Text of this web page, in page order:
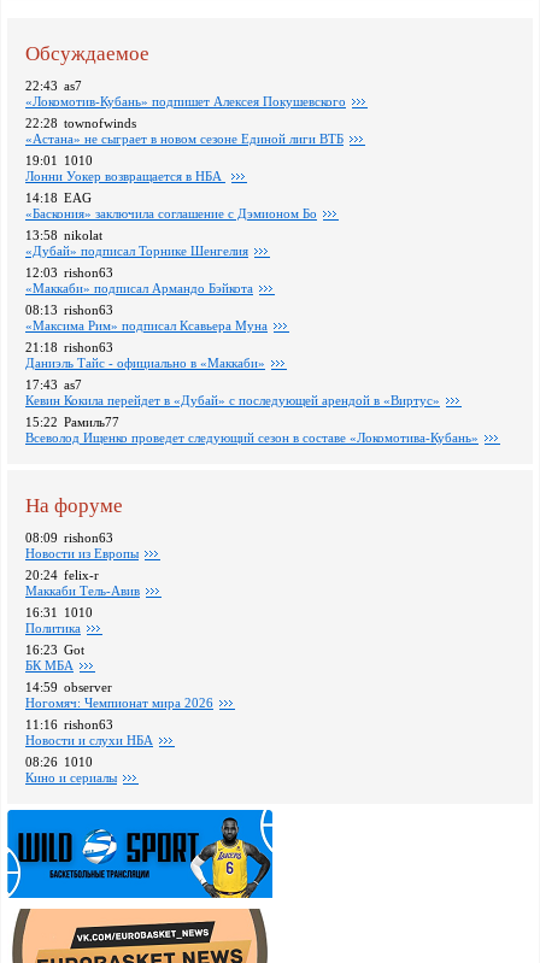
Обсуждаемое
22:43 as7
«Локомотив-Кубань» подпишет Алексея Покушевского
22:28 townofwinds
«Астана» не сыграет в новом сезоне Единой лиги ВТБ
19:01
1010
Лонни Уокер возвращается в НБА
14:18 EAG
«Баскония» заключила соглашение с Дэмионом Бо
13:58 nikolat
«Дубай» подписал Торнике Шенгелия
12:03 rishon63
«Маккаби» подписал Армандо Бэйкота
08:13 rishon63
«Максима Рим» подписал Ксавьера Муна
21:18 rishon63
Даниэль Тайс - официально в «Маккаби»
17:43 as7
Кевин Кокила перейдет в «Дубай» с последующей арендой в «Виртус»
15:22 Рамиль77
Всеволод Ищенко проведет следующий сезон в составе «Локомотива-Кубань»
На форуме
08:09 rishon63
Новости из Европы
20:24 felix-r
Маккаби Тель-Авив
16:31
1010
Политика
16:23 Got
БК МБА
14:59 observer
Ногомяч: Чемпионат мира 2026
11:16 rishon63
Новости и слухи НБА
08:26 1010
Кино и сериалы